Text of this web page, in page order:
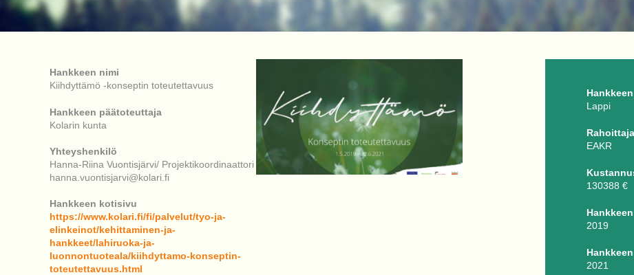
Hankkeen nimi
Kiihdyttämö -konseptin toteutettavuus
Hankkeen päätoteuttaja
Kolarin kunta
Yhteyshenkilö
Hanna-Riina Vuontisjärvi/ Projektikoordinaattori
hanna.vuontisjarvi@kolari.fi
Hankkeen kotisivu
https://www.kolari.fi/fi/palvelut/tyo-ja-
elinkeinot/kehittaminen-ja-
hankkeet/lahiruoka-ja-
luonnontuoteala/kiihdyttamo-konseptin-
toteutettavuus.html
Lappi
EAKR
130388 €
2019
2021